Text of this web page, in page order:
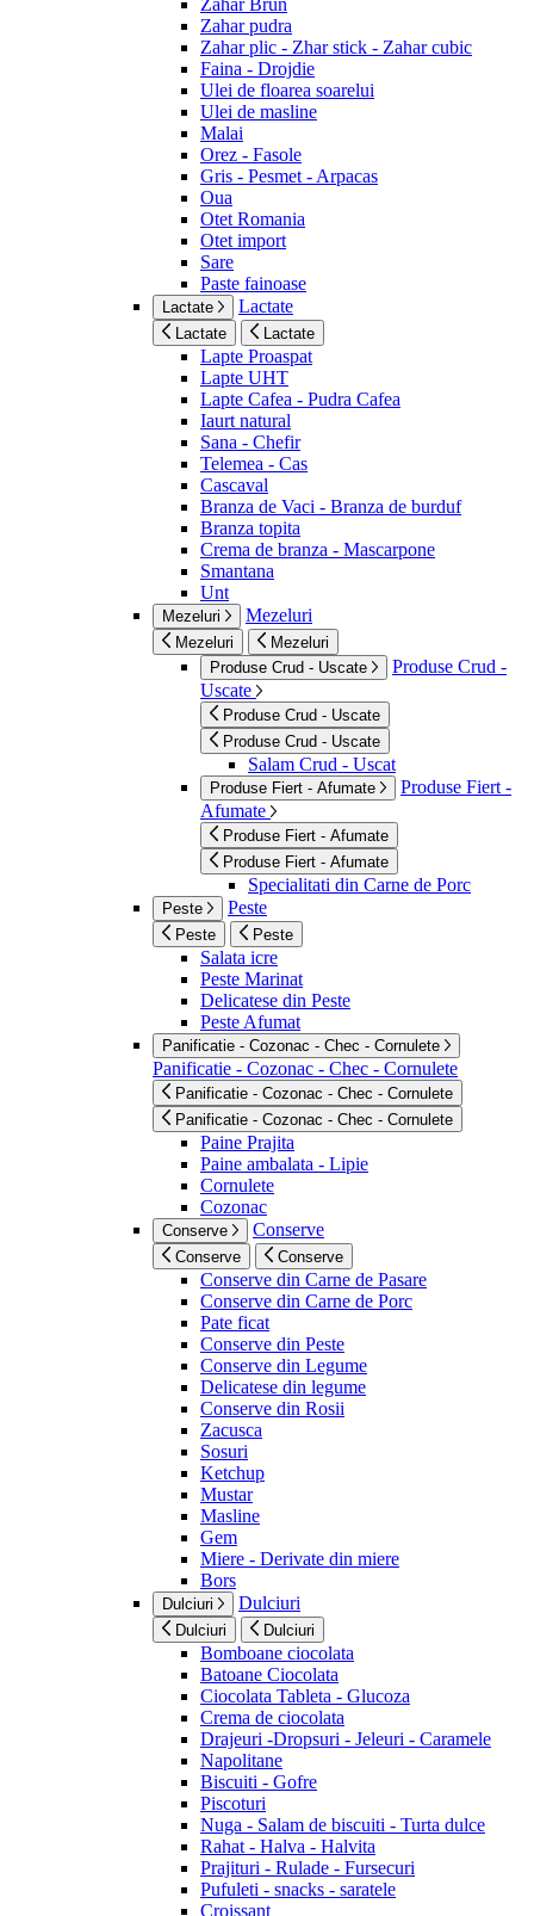
Zahar Brun
Zahar pudra
Zahar plic - Zhar stick - Zahar cubic
Faina - Drojdie
Ulei de floarea soarelui
Ulei de masline
Malai
Orez - Fasole
Gris - Pesmet - Arpacas
Oua
Otet Romania
Otet import
Sare
Paste fainoase
Lactate Lactate
Lactate Lactate
Lapte Proaspat
Lapte UHT
Lapte Cafea - Pudra Cafea
Iaurt natural
Sana - Chefir
Telemea - Cas
Cascaval
Branza de Vaci - Branza de burduf
Branza topita
Crema de branza - Mascarpone
Smantana
Unt
Mezeluri Mezeluri
Mezeluri
Mezeluri
Produse Crud - Uscate
Produse Crud -
Uscate
Produse Crud - Uscate
Produse Crud - Uscate
Salam Crud - Uscat
Produse Fiert - Afumate
Produse Fiert -
Afumate
Produse Fiert - Afumate
Produse Fiert - Afumate
Specialitati din Carne de Porc
Peste Peste
Peste Peste
Salata icre
Peste Marinat
Delicatese din Peste
Peste Afumat
Panificatie - Cozonac - Chec - Cornulete
Panificatie - Cozonac - Chec - Cornulete
Panificatie - Cozonac - Chec - Cornulete
Panificatie - Cozonac - Chec - Cornulete
Paine Prajita
Paine ambalata - Lipie
Cornulete
Cozonac
Conserve Conserve
Conserve Conserve
Conserve din Carne de Pasare
Conserve din Carne de Porc
Pate ficat
Conserve din Peste
Conserve din Legume
Delicatese din legume
Conserve din Rosii
Zacusca
Sosuri
Ketchup
Mustar
Masline
Gem
Miere - Derivate din miere
Bors
Dulciuri Dulciuri
Dulciuri Dulciuri
Bomboane ciocolata
Batoane Ciocolata
Ciocolata Tableta - Glucoza
Crema de ciocolata
Drajeuri -Dropsuri - Jeleuri - Caramele
Napolitane
Biscuiti - Gofre
Piscoturi
Nuga - Salam de biscuiti - Turta dulce
Rahat - Halva - Halvita
Prajituri - Rulade - Fursecuri
Pufuleti - snacks - saratele
Croissant